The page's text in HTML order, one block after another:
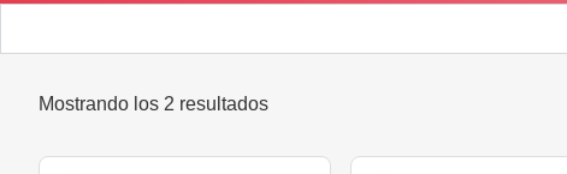
Mostrando los 2 resultados